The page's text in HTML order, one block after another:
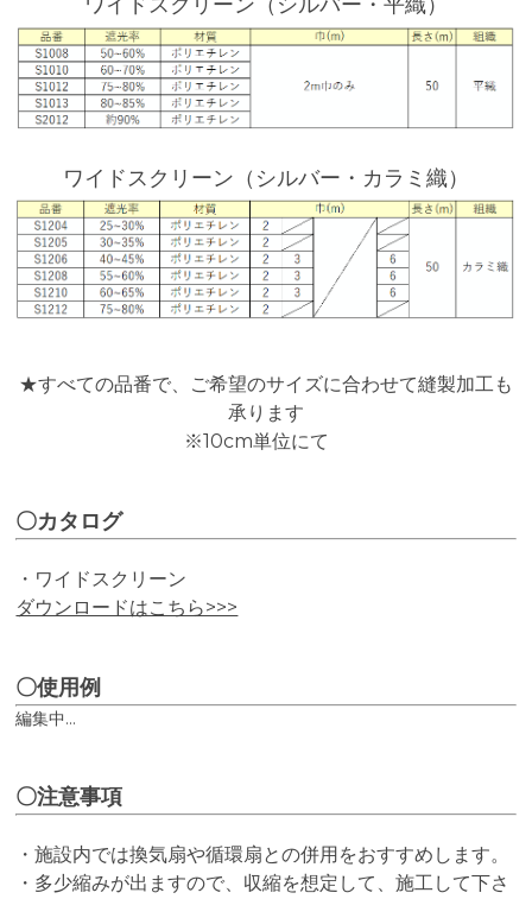
ワイドスクリーン（シルバー・カラミ織）
★すべての品番で、ご希望のサイズに合わせて縫製加工も
承ります
※10cm単位にて
〇カタログ
・ワイドスクリーン
ダウンロードはこちら>>>
〇使用例
編集中...
〇注意事項
・施設内では換気扇や循環扇との併用をおすすめします。
・多少縮みが出ますので、収縮を想定して、施工して下さ